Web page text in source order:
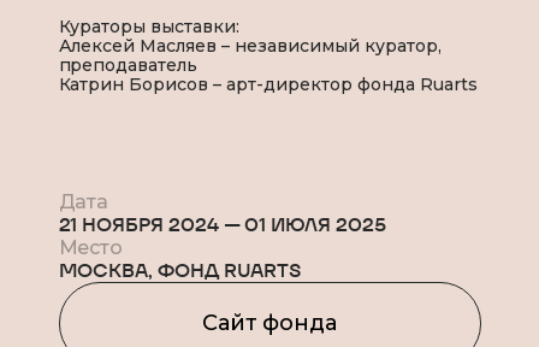
Кураторы выставки:
Алексей Масляев – независимый куратор,
преподаватель
Катрин Борисов – арт-директор фонда Ruarts
Дата
21 НОЯБРЯ 2024 —01 ИЮЛЯ 2025
Место
МОСКВА, ФОНД RUARTS
Сайт фонда